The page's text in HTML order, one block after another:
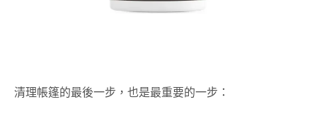
清理帳篷的最後一步，也是最重要的一步：